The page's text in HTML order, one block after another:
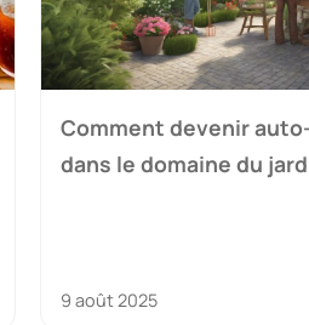
Comment devenir
dans le domaine du
9 août 2025